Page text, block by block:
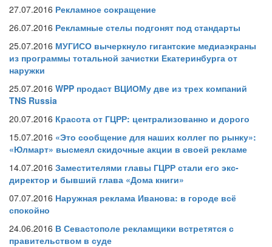
27.07.2016 Рекламное сокращение
26.07.2016 Рекламные стелы подгонят под стандарты
25.07.2016 МУГИСО вычеркнуло гигантские медиаэкраны
из программы тотальной зачистки Екатеринбурга от
наружки
25.07.2016 WPP продаст ВЦИОМу две из трех компаний
TNS Russia
20.07.2016 Красота от ГЦРР: централизованно и дорого
15.07.2016 «Это сообщение для наших коллег по рынку»:
«Юлмарт» высмеял скидочные акции в своей рекламе
14.07.2016 Заместителями главы ГЦРР стали его экс-
директор и бывший глава «Дома книги»
07.07.2016 Наружная реклама Иванова: в городе всё
спокойно
24.06.2016 В Севастополе рекламщики встретятся с
правительством в суде